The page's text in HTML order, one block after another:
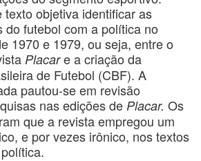
texto objetiva identificar as
do futebol com a política no
1970 e 1979, ou seja, entre o
Placare a criação da
de Futebol (CBF). A
pautou-se em revisão
nas edições de Placar. Os
que a revista empregou um
e por vezes irônico, nos textos